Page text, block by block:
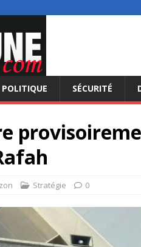
POLITIQUE SÉCURITÉ
Stratégie 0